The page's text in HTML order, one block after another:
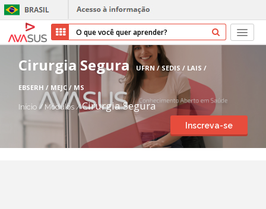
Início
Cursos
Parceiros
Sobre nós
Cirurgia Segura UFRN / SEDIS / LAIS /
EBSERH / MEJC / MS
Início / Módulos/ Cirurgia Segura
Inscreva-se